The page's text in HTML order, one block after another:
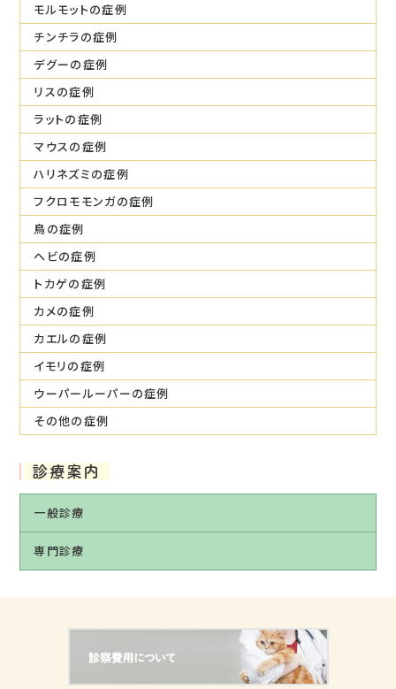
モルモットの症例
チンチラの症例
デグーの症例
リスの症例
ラットの症例
マウスの症例
ハリネズミの症例
フクロモモンガの症例
鳥の症例
ヘビの症例
トカゲの症例
カメの症例
カエルの症例
イモリの症例
ウーパールーパーの症例
その他の症例
診療案内
一般診療
専門診療